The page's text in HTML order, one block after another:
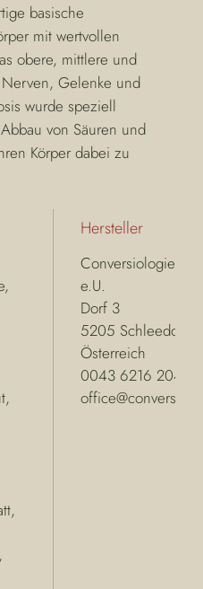
basische
mit wertvollen
obere, mittlere und
Gelenke und
wurde speziell
von Säuren und
Körper dabei zu
Hersteller
Conversiologie
e.U.
Dorf 3
5205 Schleedorf
Österreich
0043 6216 20436